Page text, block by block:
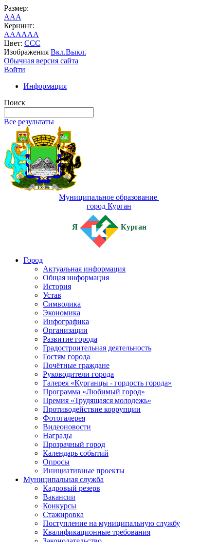
Размер:
AAA
Кернинг:
AAAAAA
Цвет: CCC
Изображения Вкл.Выкл.
Обычная версия сайта
Войти
Информация
Поиск
Все результаты
Муниципальное образование
город Курган
Я Курган
Город
Актуальная информация
Общая информация
История
Устав
Символика
Экономика
Инфографика
Организации
Развитие города
Градостроительная деятельность
Гостям города
Почётные граждане
Руководители города
Галерея «Курганцы - гордость города»
Программа «Любимый город»
Премия «Трудящаяся молодежь»
Противодействие коррупции
Фотогалерея
Видеоновости
Награды
Прозрачный город
Календарь событий
Опросы
Инициативные проекты
Муниципальная служба
Кадровый резерв
Вакансии
Конкурсы
Стажировка
Поступление на муниципальную службу
Квалификационные требования